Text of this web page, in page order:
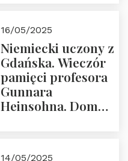
Dom Trójmorza 23
maja 2025 r. godz.
18:00.
16/05/2025
Niemiecki uczony z
Gdańska. Wieczór
pamięci profesora
Gunnara
Heinsohna. Dom
14/05/2025